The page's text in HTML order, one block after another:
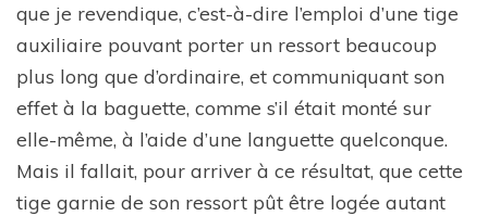
que je revendique, c’est-à-dire l’emploi d’une tige
auxiliaire pouvant porter un ressort beaucoup
plus long que d’ordinaire, et communiquant son
effet à la baguette, comme s’il était monté sur
elle-même, à l’aide d’une languette quelconque.
Mais il fallait, pour arriver à ce résultat, que cette
tige garnie de son ressort pût être logée autant